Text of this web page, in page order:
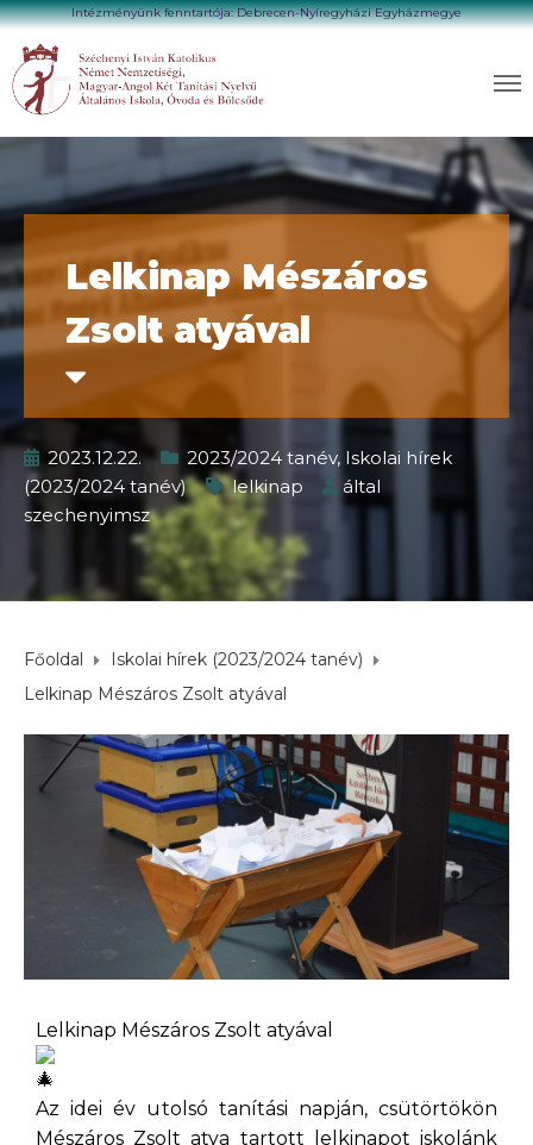
Intézményünk fenntartója: Debrecen-Nyíregyházi Egyházmegye
Lelkinap Mészáros
Zsolt atyával
2023.12.22. 2023/2024 tanév, Iskolai hírek
(2023/2024 tanév)
lelkinap
által
szechenyimsz
Főoldal
Iskolai hírek (2023/2024 tanév)
Lelkinap Mészáros Zsolt atyával
Lelkinap Mészáros Zsolt atyával
Az idei év utolsó tanítási napján, csütörtökön
Mészáros Zsolt atya tartott lelkinapot iskolánk